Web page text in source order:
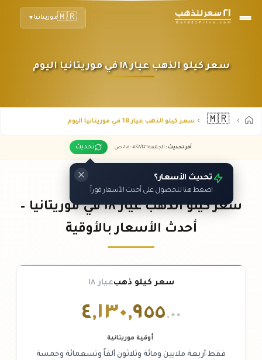
🇲🇷موريتانيا ▼
سعر كيلو الذهب عيار ١٨ في موريتانيا اليوم
🇲🇷 سعر كيلو الذهب عيار 18 في موريتانيا اليوم
آخر تحديث : الجمعة ٠٧ /٠٨/٢٠٢٦ - ٠٦:٠٥ ص تحديث
تحديث الأسعار؟
اضغط هنا للحصول على أحدث الأسعار فوراً
سعر كيلو الذهب عيار ١٨ في موريتانيا –
أحدث الأسعار بالأوقية
سعر كيلو ذهبعيار ١٨
٤,١٣٠,٩٥٥.٠٠
أوقية موريتانية
فقط أربعة ملايين ومائة وثلاثون ألفاً وتسعمائة وخمسة